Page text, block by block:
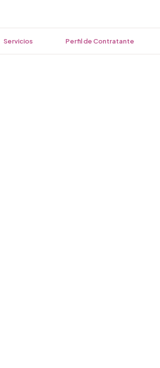
Servicios Perfil de Contratante